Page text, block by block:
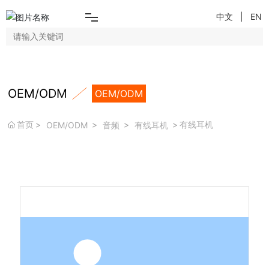
品牌专区
所有产品
中文 EN
OEM/ODM OEM/ODM
首页 OEM/ODM 音频 有线耳机 有线耳机